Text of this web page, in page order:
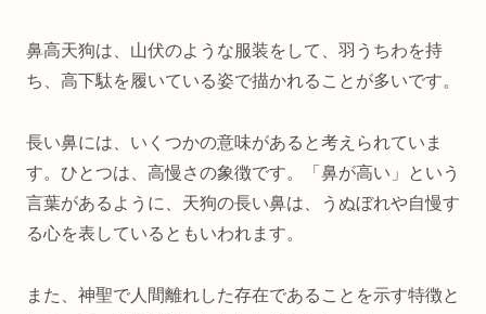
鼻高天狗は、山伏のような服装をして、羽うちわを持
ち、高下駄を履いている姿で描かれることが多いです。
長い鼻には、いくつかの意味があると考えられていま
す。ひとつは、高慢さの象徴です。「鼻が高い」という
言葉があるように、天狗の長い鼻は、うぬぼれや自慢す
る心を表しているともいわれます。
また、神聖で人間離れした存在であることを示す特徴と